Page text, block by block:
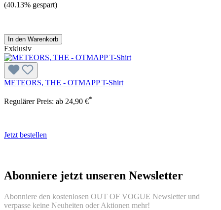
(40.13% gespart)
In den Warenkorb
Exklusiv
METEORS, THE - OTMAPP T-Shirt
Regulärer Preis: ab 24,90 €*
Jetzt bestellen
Abonniere jetzt unseren Newsletter
Abonniere den kostenlosen OUT OF VOGUE Newsletter und
verpasse keine Neuheiten oder Aktionen mehr!